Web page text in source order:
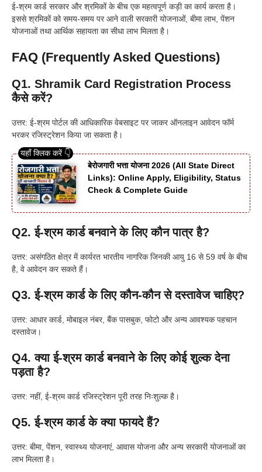
ई-श्रम कार्ड सरकार और श्रमिकों के बीच एक महत्वपूर्ण कड़ी का कार्य करता है।
इससे श्रमिकों को समय-समय पर आने वाली सरकारी योजनाओं, बीमा लाभ, पेंशन
योजनाओं तथा आर्थिक सहायता का सीधा लाभ मिलता है।
FAQ (Frequently Asked Questions)
Q1. Shramik Card Registration Process
कैसे करें?
उत्तर: ई-श्रम पोर्टल की आधिकारिक वेबसाइट पर जाकर ऑनलाइन आवेदन फॉर्म
भरकर रजिस्ट्रेशन किया जा सकता है।
बेरोजगारी भत्ता योजना 2026 (All State Direct
Links): Online Apply, Eligibility, Status
Check & Complete Guide
Q2. ई-श्रम कार्ड बनवाने के लिए कौन पात्र है?
उत्तर: असंगठित क्षेत्र में कार्यरत भारतीय नागरिक जिनकी आयु 16 से 59 वर्ष के बीच
है, वे आवेदन कर सकते हैं।
Q3. ई-श्रम कार्ड के लिए कौन-कौन से दस्तावेज चाहिए?
उत्तर: आधार कार्ड, मोबाइल नंबर, बैंक पासबुक, फोटो और अन्य आवश्यक पहचान
दस्तावेज।
Q4. क्या ई-श्रम कार्ड बनवाने के लिए कोई शुल्क देना
पड़ता है?
उत्तर: नहीं, ई-श्रम कार्ड रजिस्ट्रेशन पूरी तरह निःशुल्क है।
Q5. ई-श्रम कार्ड के क्या फायदे हैं?
उत्तर: बीमा, पेंशन, स्वास्थ्य योजनाएं, आवास योजना और अन्य सरकारी योजनाओं का
लाभ मिलता है।